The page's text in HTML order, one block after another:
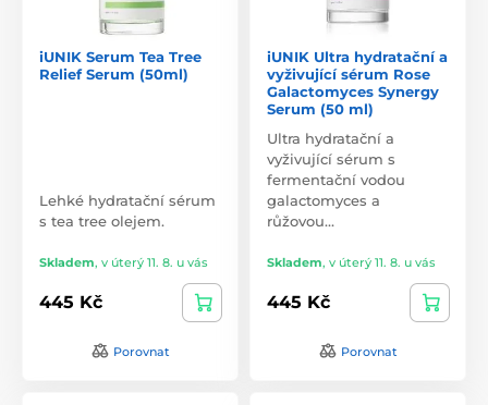
iUNIK Serum Tea Tree
Relief Serum (50ml)
Lehké hydratační sérum
s tea tree olejem.
Skladem, v úterý 11. 8. u vás
445 Kč
Porovnat
iUNIK Ultra hydratační a
vyživující sérum Rose
Galactomyces Synergy
Serum (50 ml)
Ultra hydratační a
vyživující sérum s
fermentační vodou
galactomyces a
růžovou…
Skladem, v úterý 11. 8. u vás
445 Kč
Porovnat